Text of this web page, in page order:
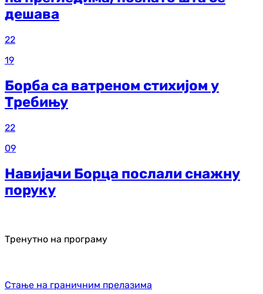
дешава
22
19
Борба са ватреном стихијом у
Требињу
22
09
Навијачи Борца послали снажну
поруку
Тренутно на програму
Стање на граничним прелазима